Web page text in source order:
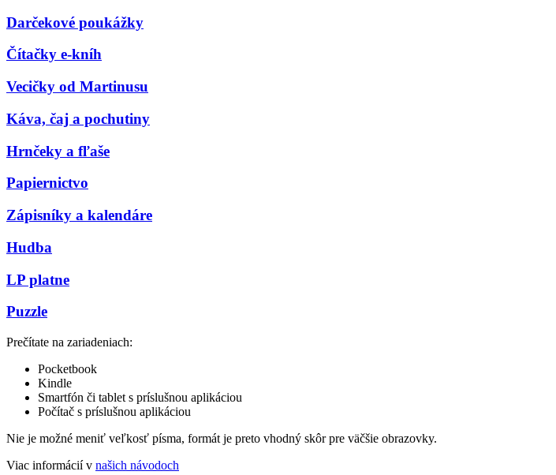
Darčekové poukážky
Čítačky e-kníh
Vecičky od Martinusu
Káva, čaj a pochutiny
Hrnčeky a fľaše
Papiernictvo
Zápisníky a kalendáre
Hudba
LP platne
Puzzle
Prečítate na zariadeniach:
Pocketbook
Kindle
Smartfón či tablet s príslušnou aplikáciou
Počítač s príslušnou aplikáciou
Nie je možné meniť veľkosť písma, formát je preto vhodný skôr pre väčšie obrazovky.
Viac informácií v našich návodoch